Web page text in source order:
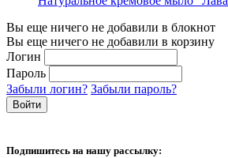
Вы еще ничего не добавили в блокнот
Вы еще ничего не добавили в корзину
Логин
Пароль
Забыли логин? Забыли пароль?
Подпишитесь на нашу рассылку: